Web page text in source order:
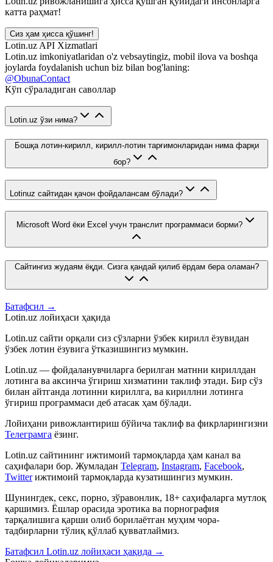
катта раҳмат!
Сиз ҳам ҳисса қўшинг!
Lotin.uz API Xizmatlari
Lotin.uz imkoniyatlaridan o'z vebsaytingiz, mobil ilova va boshqa
joylarda foydalanish uchun biz bilan bog'laning:
@ObunaContact
Кўп сўраладиган саволлар
Lotin.uz ўзи нима?
Бошқа лотин-кирилл, кирилл-лотин тарғимонларидан нима фарқи
бор?
Lotinuz сайтидан қачон фойдалансам бўлади?
Microsoft Word ёки Excel учун транслит программаси борми?
Сайтингиз жудаям ёқди. Сизга қандай қилиб ёрдам бера оламан?
Батафсил →
Lotin.uz лойиҳаси ҳақида
Lotin.uz сайти орқали сиз сўзларни ўзбек кирилл ёзувидан
ўзбек лотин ёзувига ўтказишингиз мумкин.
Lotin.uz — фойдаланувчиларга берилган матнни кириллдан
лотинга ва аксинча ўгириш хизматини таклиф этади. Бир сўз
билан айтганда лотинни кириллга, ва кириллни лотинга
ўгириш программаси деб атасак ҳам бўлади.
Лойиҳани ривожлантириш бўйича таклиф ва фикрларингизни
Телеграмга ёзинг.
Lotin.uz сайтининг ижтимоий тармоқларда ҳам канал ва
саҳифалари бор. Жумладан Telegram, Instagram, Facebook,
Twitter ижтимоий тармоқларда кузатишингиз мумкин.
Шунингдек, секс, порно, зўравонлик, 18+ саҳифаларга мутлоқ
қаршимиз. Ёшлар орасида эротика ва порнография
тарқалишига қарши олиб борилаётган муҳим чора-
тадбирларни тўлиқ қўллаб қувватлаймиз.
Батафсил Lotin.uz лойиҳаси ҳақида →